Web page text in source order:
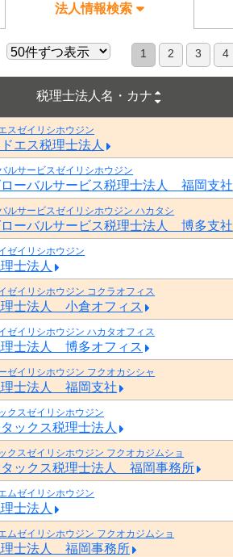
法人情報検索
1 2 3 4
税理士法人名・カナ
スゼイリシホウジン
エス税理士法人
ルサービスゼイリシホウジン
ーバルサービス税理士法人 福岡支社
ルサービスゼイリシホウジン ハカタシ
ーバルサービス税理士法人 博多支社
ゼイリシホウジン
士法人
ゼイリシホウジン コクラオフィス
理士法人 小倉オフィス
ゼイリシホウジン ハカタオフィス
理士法人 博多オフィス
ゼイリシホウジン フクオカシシャ
理士法人 福岡支社
クスゼイリシホウジン
ックス税理士法人
クスゼイリシホウジン フクオカジムショ
タックス税理士法人 福岡事務所
ムゼイリシホウジン
士法人
ムゼイリシホウジン フクオカジムショ
理士法人 福岡事務所